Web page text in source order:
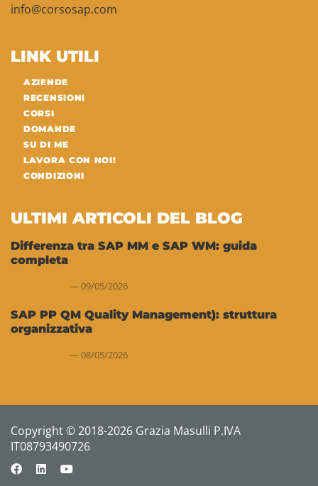
info@corsosap.com
LINK UTILI
AZIENDE
RECENSIONI
CORSI
DOMANDE
SU DI ME
LAVORA CON NOI!
CONDIZIONI
ULTIMI ARTICOLI DEL BLOG
Differenza tra SAP MM e SAP WM: guida
completa
09/05/2026
SAP PP QM Quality Management): struttura
organizzativa
08/05/2026
Copyright © 2018-2026 Grazia Masulli P.IVA
IT08793490726